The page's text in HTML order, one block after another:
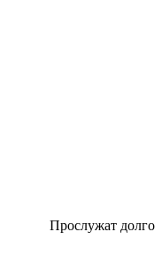
Прослужат долго